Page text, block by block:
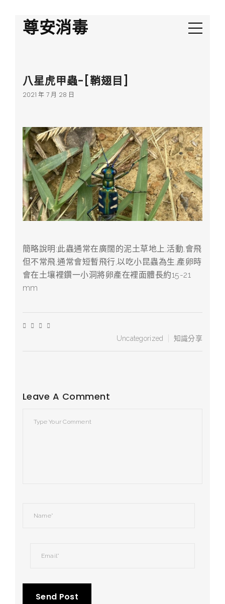
尊安消毒
八星虎甲蟲-[鞘翅目]
2021 年 7 月 28 日
簡略說明:此蟲通常在廣闊的泥土草地上,活動,會飛
但不常飛,通常會短暫飛行,以吃小昆蟲為生,產卵時
會在土壤裡鑽一小洞將卵產在裡面體長約15-21
mm
Uncategorized 知識分享
Leave A Comment